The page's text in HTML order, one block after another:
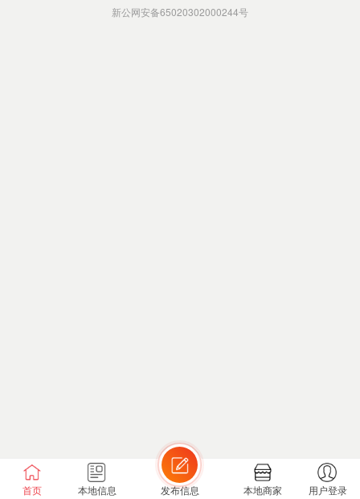
首页 本地信息 发布信息 本地商家 用户登录
新公网安备65020302000244号